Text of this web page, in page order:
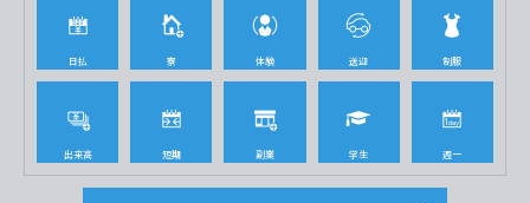
日払 寮 体験 送迎 制服
出来高 短期 副業 学生 週一